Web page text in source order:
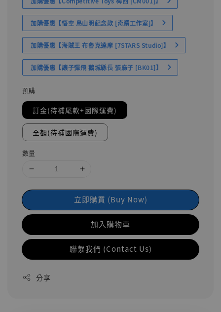
加購優惠【悟空 鳥山明紀念款 [奇蹟工作室]】
加購優惠【海賊王 布魯克達摩 [7STARS Studio]】
加購優惠【讓子彈飛 鵝城縣長 張麻子 [BK01]】
預購
訂金(待補尾款+國際運費)
全額(待補國際運費)
數量
立即購買 (Buy Now)
加入購物車
聯繫我們 (Contact Us)
分享